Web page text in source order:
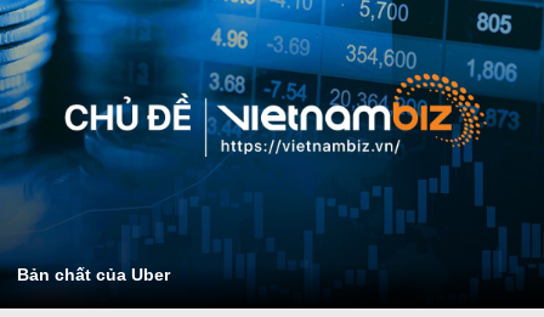
Bản chất của Uber